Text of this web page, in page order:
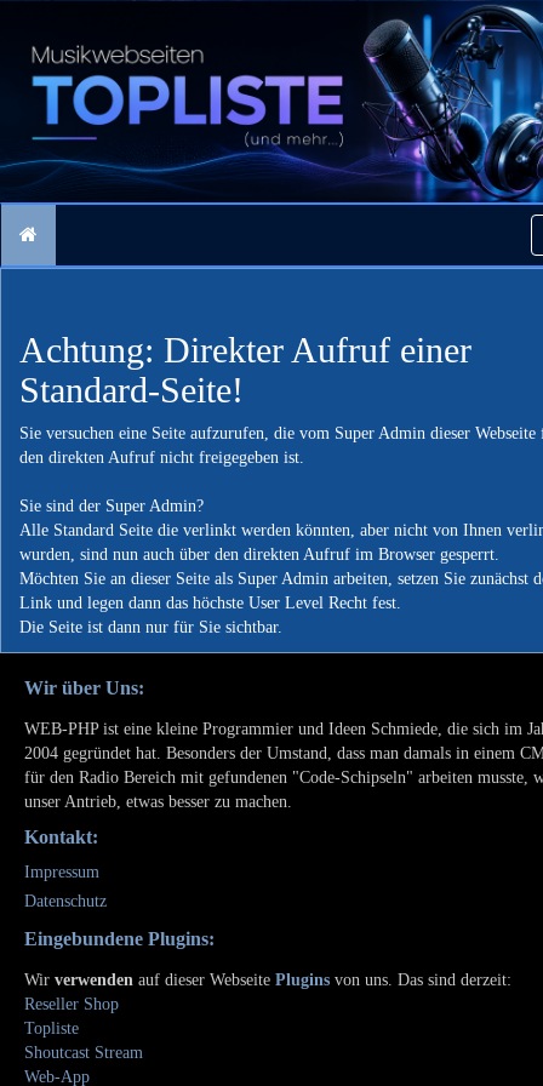
Achtung: Direkter Aufruf einer
Standard-Seite!
Sie versuchen eine Seite aufzurufen, die vom Super Admin dieser Webseite
den direkten Aufruf nicht freigegeben ist.
Sie sind der Super Admin?
Alle Standard Seite die verlinkt werden könnten, aber nicht von Ihnen
wurden, sind nun auch über den direkten Aufruf im Browser gesperrt.
Möchten Sie an dieser Seite als Super Admin arbeiten, setzen Sie zunächst
Link und legen dann das höchste User Level Recht fest.
Die Seite ist dann nur für Sie sichtbar.
Wir über Uns:
WEB-PHP ist eine kleine Programmier und Ideen Schmiede, die sich im
2004 gegründet hat. Besonders der Umstand, dass man damals in einem
für den Radio Bereich mit gefundenen "Code-Schipseln" arbeiten musste,
unser Antrieb, etwas besser zu machen.
Kontakt:
Impressum
Datenschutz
Eingebundene Plugins:
Wir verwenden auf dieser Webseite Plugins von uns. Das sind derzeit:
Reseller Shop
Topliste
Shoutcast Stream
Web-App